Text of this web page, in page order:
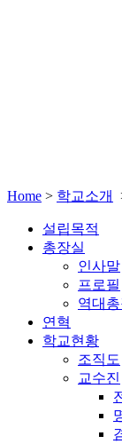
Home > 학교소개
설립목적
총장실
인사말
프로필
역대
연혁
학교현황
조직도
교수진